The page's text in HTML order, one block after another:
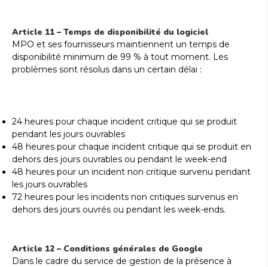
Article 11 – Temps de disponibilité du logiciel
MPO et ses fournisseurs maintiennent un temps de
disponibilité minimum de 99 % à tout moment. Les
problèmes sont résolus dans un certain délai :
24 heures pour chaque incident critique qui se produit
pendant les jours ouvrables
48 heures pour chaque incident critique qui se produit en
dehors des jours ouvrables ou pendant le week-end
48 heures pour un incident non critique survenu pendant
les jours ouvrables
72 heures pour les incidents non critiques survenus en
dehors des jours ouvrés ou pendant les week-ends.
Article 12 – Conditions générales de Google
Dans le cadre du service de gestion de la présence à